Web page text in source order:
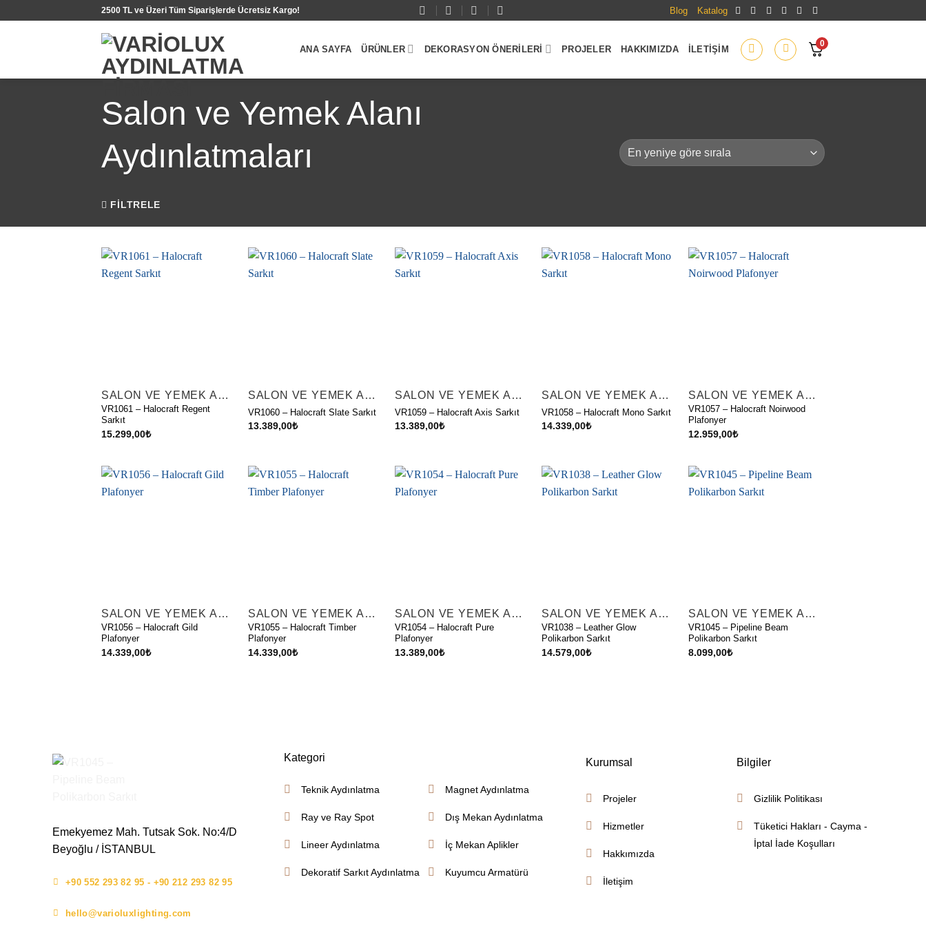
2500 TL ve Üzeri Tüm Siparişlerde Ücretsiz Kargo! Blog Katalog
ANA SAYFA ÜRÜNLER DEKORASYON ÖNERILERI PROJELER HAKKIMIZDA İLETIŞIM
0
Salon ve Yemek Alanı
Aydınlatmaları
FILTRELE
SALON VE YEMEK ALANI AYDINLATMALARI
VR1061 – Halocraft Regent
Sarkıt
15.299,00₺
SALON VE YEMEK ALANI AYDINLATMALARI
VR1060 – Halocraft Slate Sarkıt
13.389,00₺
SALON VE YEMEK ALANI AYDINLATMALARI
VR1059 – Halocraft Axis Sarkıt
13.389,00₺
SALON VE YEMEK ALANI AYDINLATMALARI
VR1058 – Halocraft Mono Sarkıt
14.339,00₺
SALON VE YEMEK ALANI AYDINLATMALARI
VR1057 – Halocraft Noirwood
Plafonyer
12.959,00₺
SALON VE YEMEK ALANI AYDINLATMALARI
VR1056 – Halocraft Gild
Plafonyer
14.339,00₺
SALON VE YEMEK ALANI AYDINLATMALARI
VR1055 – Halocraft Timber
Plafonyer
14.339,00₺
SALON VE YEMEK ALANI AYDINLATMALARI
VR1054 – Halocraft Pure
Plafonyer
13.389,00₺
SALON VE YEMEK ALANI AYDINLATMALARI
VR1038 – Leather Glow
Polikarbon Sarkıt
14.579,00₺
SALON VE YEMEK ALANI AYDINLATMALARI
VR1045 – Pipeline Beam
Polikarbon Sarkıt
8.099,00₺
Emekyemez Mah. Tutsak Sok. No:4/D
Beyoğlu / İSTANBUL
+90 552 293 82 95 - +90 212 293 82 95
hello@varioluxlighting.com
Kategori
Teknik Aydınlatma
Ray ve Ray Spot
Lineer Aydınlatma
Dekoratif Sarkıt Aydınlatma
Magnet Aydınlatma
Dış Mekan Aydınlatma
İç Mekan Aplikler
Kuyumcu Armatürü
Kurumsal
Projeler
Hizmetler
Hakkımızda
İletişim
Bilgiler
Gizlilik Politikası
Tüketici Hakları - Cayma -
İptal İade Koşulları